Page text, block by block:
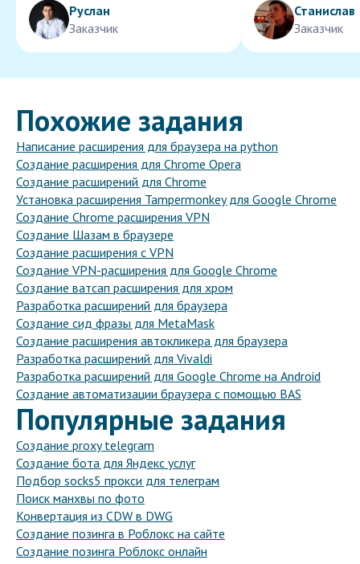
Руслан
Заказчик
Станислав
Заказчик
Похожие задания
Написание расширения для браузера на python
Создание расширения для Chrome Opera
Создание расширений для Chrome
Установка расширения Tampermonkey для Google Chrome
Создание Chrome расширения VPN
Создание Шазам в браузере
Создание расширения с VPN
Создание VPN-расширения для Google Chrome
Создание ватсап расширения для хром
Разработка расширений для браузера
Создание сид фразы для MetaMask
Создание расширения автокликера для браузера
Разработка расширений для Vivaldi
Разработка расширений для Google Chrome на Android
Создание автоматизации браузера с помощью BAS
Популярные задания
Создание proxy telegram
Создание бота для Яндекс услуг
Подбор socks5 прокси для телеграм
Поиск манхвы по фото
Конвертация из CDW в DWG
Создание позинга в Роблокс на сайте
Создание позинга Роблокс онлайн